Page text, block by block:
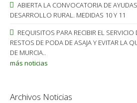
ABIERTA LA CONVOCATORIA DE
DESARROLLO RURAL. MEDIDAS 10 Y 11
REQUISITOS PARA RECIBIR EL
RESTOS DE PODA DE ASAJA Y EVITAR LA
DE MURCIA..
más noticias
Archivos Noticias